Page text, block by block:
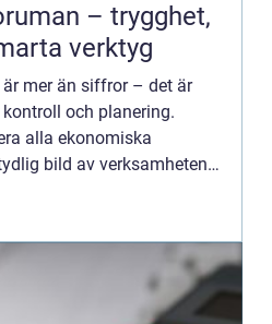
– trygghet,
verktyg
mer än siffror – det är
och planering.
alla ekonomiska
bild av verksamheten,